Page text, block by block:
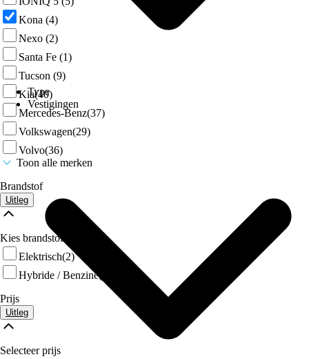
Type
Vestigingen
Kona (4)
Nexo (2)
Santa Fe (1)
Tucson (9)
Kia(40)
Mercedes-Benz(37)
Volkswagen(29)
Volvo(36)
Toon alle merken
Brandstof
Uitleg
Kies brandstof
Elektrisch(2)
Hybride / Benzine(2)
Prijs
Uitleg
Selecteer prijs